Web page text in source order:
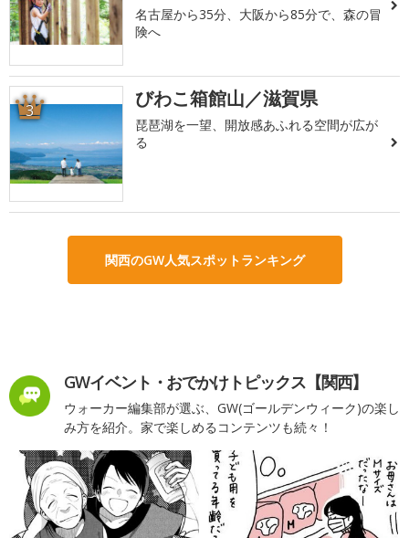
名古屋から35分、大阪から85分で、森の冒
険へ
3 びわこ箱館山／滋賀県
琵琶湖を一望、開放感あふれる空間が広が
る
関西のGW人気スポットランキング
GWイベント・おでかけトピックス【関西】
ウォーカー編集部が選ぶ、GW(ゴールデンウィーク)の楽し
み方を紹介。家で楽しめるコンテンツも続々！